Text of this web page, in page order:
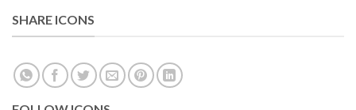
SHARE ICONS